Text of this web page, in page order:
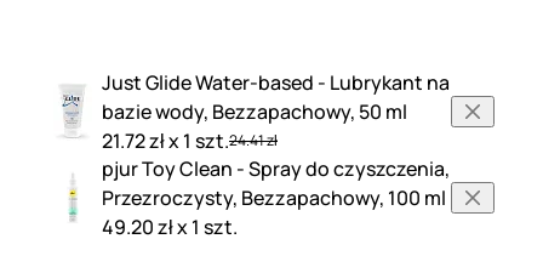
Just Glide Water-based - Lubrykant na
bazie wody, Bezzapachowy, 50 ml
21.72 zł x 1 szt.24.41 zł
pjur Toy Clean - Spray do czyszczenia,
Przezroczysty, Bezzapachowy, 100 ml
49.20 zł x 1 szt.